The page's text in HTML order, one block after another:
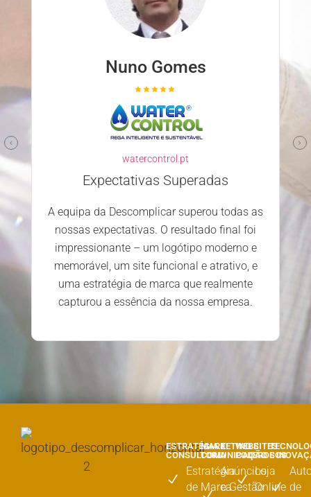
Nuno Gomes
watercontrol.pt
Expectativas Superadas
A equipa da Descomplicar superou todas as
nossas expectativas. O resultado final foi
impressionante – um logótipo moderno e
memorável, um site funcional e atrativo, e
uma estratégia de marca que realmente
capturou a essência da nossa empresa.
ESTRATÉGIA E
CONSULTORIA
Estratégia
de Marca
MARKETING E
COMUNICAÇÃO
Anúncios
e Gestão
WEBSITES
PODEROSOS
Loja
Online
E
de